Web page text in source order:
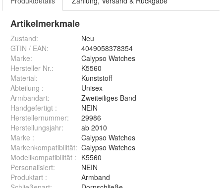
Artikelmerkmale
Zustand:
Neu
GTIN / EAN:
4049058378354
Marke:
Calypso Watches
Hersteller Nr.:
K5560
Material:
Kunststoff
Abteilung :
Unisex
Armbandart:
Zweiteiliges Band
Handgefertigt :
NEIN
Herstellernummer:
29986
Herstellungsjahr:
ab 2010
Marke :
Calypso Watches
Markenkompatibilität: Calypso Watches
Modellkompatibilität : K5560
Personalisiert:
NEIN
Produktart :
Armband